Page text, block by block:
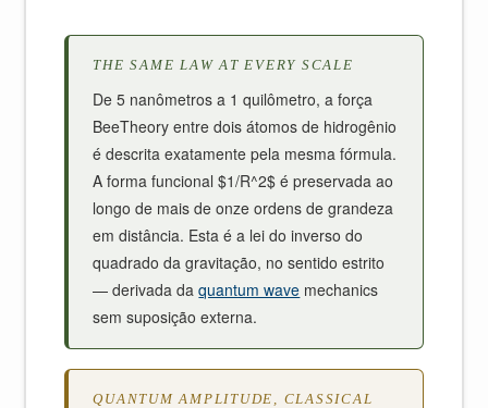
THE SAME LAW AT EVERY SCALE
De 5 nanômetros a 1 quilômetro, a força
BeeTheory entre dois átomos de hidrogênio
é descrita exatamente pela mesma fórmula.
A forma funcional $1/R^2$ é preservada ao
longo de mais de onze ordens de grandeza
em distância. Esta é a lei do inverso do
quadrado da gravitação, no sentido estrito
— derivada daquantum wave mechanics
sem suposição externa.
QUANTUM AMPLITUDE, CLASSICAL